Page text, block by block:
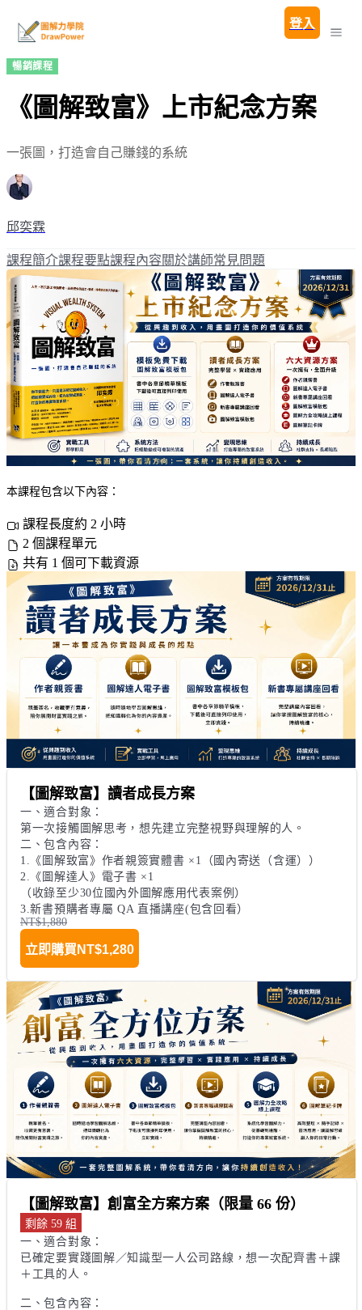
登入
暢銷課程
《圖解致富》上市紀念方案
一張圖，打造會自己賺錢的系統
邱奕霖
課程簡介課程要點課程內容關於講師常見問題
本課程包含以下內容：
課程長度約 2 小時
2 個課程單元
共有 1 個可下載資源
【圖解致富】讀者成長方案
一、適合對象：
第一次接觸圖解思考，想先建立完整視野與理解的人。
二、包含內容：
1.《圖解致富》作者親簽實體書 ×1（國內寄送（含運））
2.《圖解達人》電子書 ×1
（收錄至少30位國內外圖解應用代表案例）
3.新書預購者專屬 QA 直播講座(包含回看）
NT$1,880
立即購買 NT$1,280
【圖解致富】創富全方案方案（限量 66 份）
剩餘 59 組
一、適合對象：
已確定要實踐圖解／知識型一人公司路線，想一次配齊書＋課
＋工具的人。
二、包含內容：